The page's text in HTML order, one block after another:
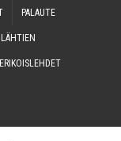
PALAU­TE
ERI­KOIS­LEH­DET